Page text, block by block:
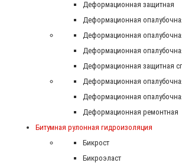
Деформационная защитная
Деформационная
Деформационная
Деформационная
Деформационная защитная
Деформационная
Деформационная
Деформационная ремонтная
Битумная рулонная гидроизоляция
Бикрост
Бикроэласт